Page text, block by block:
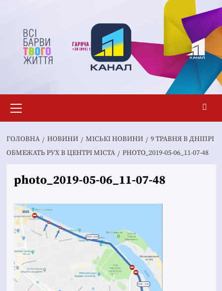
вмісту
меню
ГОЛОВНА НОВИНИ MІСЬКІ НОВИНИ
9 ТРАВНЯ В ДНІПРІ
ОБМЕЖАТЬ РУХ В ЦЕНТРІ МІСТА
PHOTO_2019-05-06_11-07-48
photo_2019-05-06_11-07-48